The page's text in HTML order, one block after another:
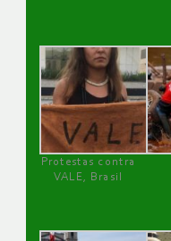
Protestas contra
VALE, Brasil